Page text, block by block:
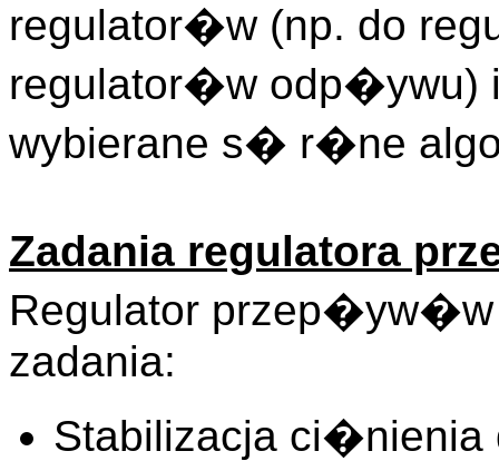
regulator�w (np. do
regulator�w
wybierane s� r�ne
Zadania regulatora
Regulator
zadania:
Stabilizacja ci�nienia